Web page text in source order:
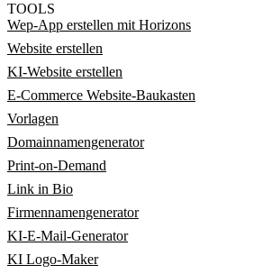
TOOLS
Wep-App erstellen mit Horizons
Website erstellen
KI-Website erstellen
E-Commerce Website-Baukasten
Vorlagen
Domainnamengenerator
Print-on-Demand
Link in Bio
Firmennamengenerator
KI-E-Mail-Generator
KI Logo-Maker